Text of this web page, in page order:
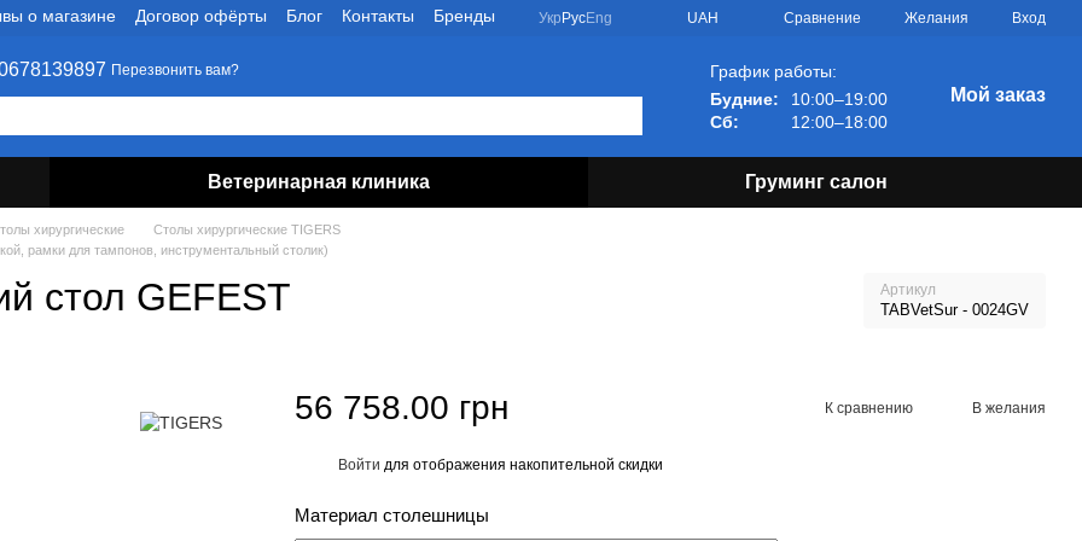
о магазине Договор офёрты Блог Контакты Бренды Укр РусEng UAH Сравнение Желания Вход
Перезвонить вам?
График работы:
Будние:
10:00–19:00
Сб:
12:00–18:00
Мой заказ
Ветеринарная клиника Груминг салон
хирургические
Столы хирургические TIGERS
рамки для тампонов, инструментальный столик)
стол GEFEST Артикул
TABVetSur - 0024GV
56 758.00 грн К сравнению В желания
Войти для отображения накопительной скидки
Материал столешницы